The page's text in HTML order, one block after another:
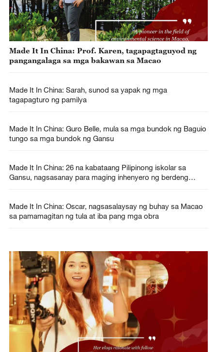
Made It In China: Prof. Karen, tagapagtaguyod ng
pangangalaga sa mga bakawan sa Macao
Made It In China: Sarah, sunod sa yapak ng mga
tagapagturo ng pamilya
Made It In China: Guro Belle, mula sa mga bundok ng Baguio
tungo sa mga bundok ng Gansu
Made It In China: 26 na kabataang Pilipinong iskolar sa
Gansu, nagsasanay para maging inhenyero ng berdeng
Made It In China: Oscar, nagsasalaysay ng buhay sa Macao
sa pamamagitan ng tula at iba pang mga obra